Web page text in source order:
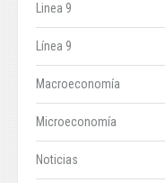
Linea 9
Línea 9
Macroeconomía
Microeconomía
Noticias